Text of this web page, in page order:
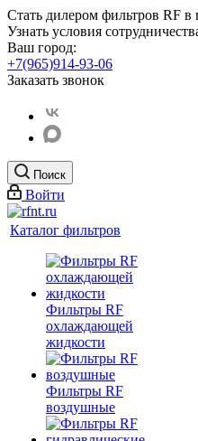
Стать дилером фильтров RF в
Узнать условия
Ваш город:
+7(965)914-93-06
Заказать звонок
Поиск
Войти
Каталог фильтров
Фильтры RF
охлаждающей
жидкости
Фильтры RF
воздушные